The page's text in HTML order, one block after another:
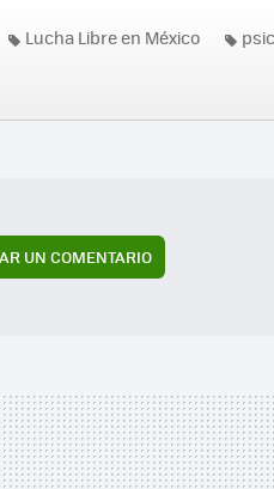
Lucha Libre en México
UN COMENTARIO